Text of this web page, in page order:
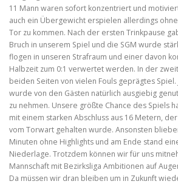
11 Mann waren sofort konzentriert und
auch ein Übergewicht erspielen allerdings
Tor zu kommen. Nach der ersten Trinkpause
Bruch in unserem Spiel und die SGM wurde
flogen in unseren Strafraum und einer davon
Halbzeit zum 0:1 verwertet werden. In der
beiden Seiten von vielen Fouls geprägtes
wurde von den Gästen natürlich ausgiebig
zu nehmen. Unsere größte Chance des Spiels
mit einem starken Abschluss aus 16 Metern,
vom Torwart gehalten wurde. Ansonsten
Minuten ohne Highlights und am Ende stand
Niederlage. Trotzdem können wir für uns
Mannschaft mit Bezirksliga Ambitionen auf
Da müssen wir dran bleiben um in Zukunft